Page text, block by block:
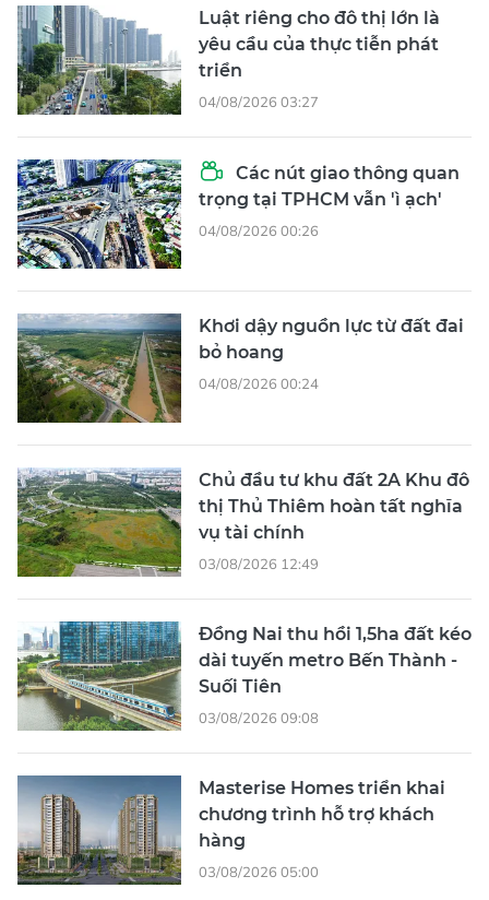
Luật riêng cho đô thị lớn là
yêu cầu của thực tiễn phát
triển
04/08/2026 03:27
Các nút giao thông quan
trọng tại TPHCM vẫn 'ì ạch'
04/08/2026 00:26
Khơi dậy nguồn lực từ đất đai
bỏ hoang
04/08/2026 00:24
Chủ đầu tư khu đất 2A Khu đô
thị Thủ Thiêm hoàn tất nghĩa
vụ tài chính
03/08/2026 12:49
Đồng Nai thu hồi 1,5ha đất kéo
dài tuyến metro Bến Thành -
Suối Tiên
03/08/2026 09:08
Masterise Homes triển khai
chương trình hỗ trợ khách
hàng
03/08/2026 05:00